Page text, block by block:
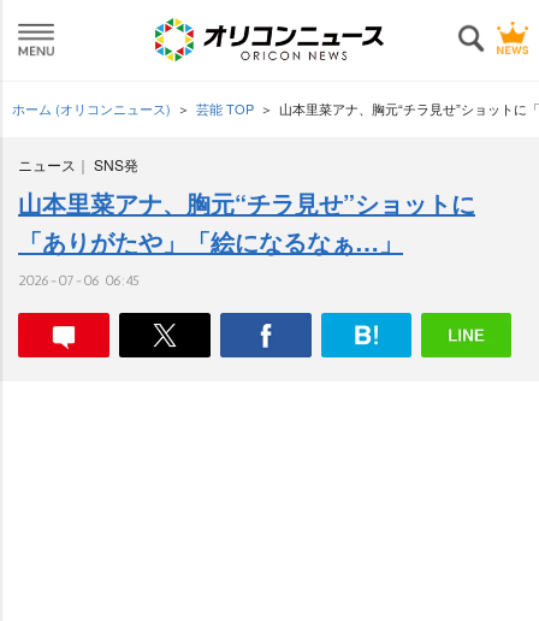
ホーム (オリコンニュース) 芸能 TOP 山本里菜アナ、胸元“チラ見せ”ショット
ニュース SNS発
山本里菜アナ、胸元“チラ見せ”ショットに
「ありがたや」「絵になるなぁ…」
2026-07-06 06:45